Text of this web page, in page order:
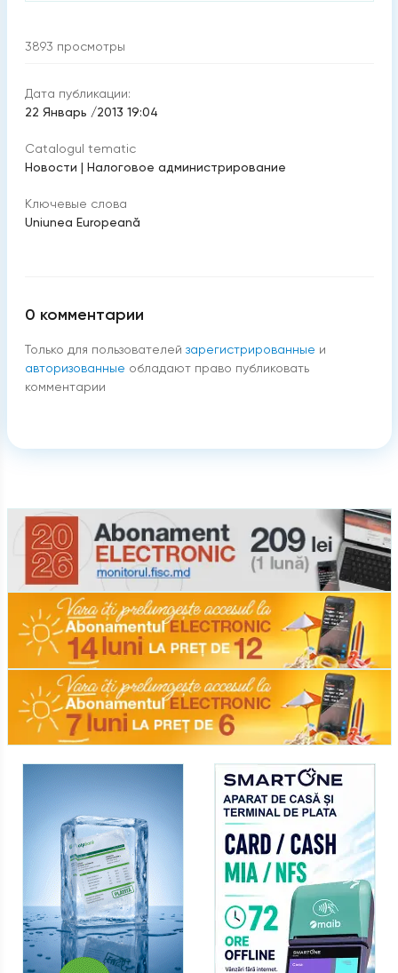
3893 просмотры
Дата публикации:
22 Январь /2013 19:04
Catalogul tematic
Новости | Налоговое администрирование
Ключевые слова
Uniunea Europeană
0 комментарии
Только для пользователей зарегистрированные и
авторизованные обладают право публиковать
комментарии